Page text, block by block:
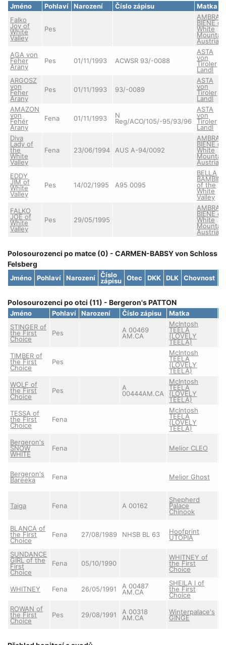
Jméno Pohlaví Narození Číslo zápisu
Matka
Falko
Joy of
White
Valley
Pes
AMBRA-
BIENE of
White
Austria
AGA von
Feher
Arany
Pes 01/11/1993 ACWSR 93/-0088
ASTA
von
Tiroler
Landl
ARGOSZ
von
Feher
Arany
Pes 01/11/1993 93/-0089
ASTA
von
Tiroler
Landl
AMAZON
von
Fehér
Arany
Fena 01/11/1993 N
Reg/ACO/105/-95/93/96
ASTA
von
Tiroler
Landl
Diva
Lady of
the
White
Valley
Fena 23/06/1994 AUS A-94/0092
AMBRA-
BIENE of
White
Austria
EDDY
JIM of
White
Valley
Pes 14/02/1995 A95 0095
BELLA
of the
White
Valley
FALKO
JOE of
White
Valley
Pes 29/05/1995
AMBRA-
BIENE of
White
Austria
Polosourozenci po matce (0) - CARMEN-BABSY von Schloss
Felsberg
Jméno Pohlaví Narození Číslo
zápisu Otec DKK DLK Chovnost
Polosourozenci po otci (11) - Bergeron's PATTON
Jméno Pohlaví Narození Číslo zápisu Matka
STINGER of
the First
Choice
Pes A 00469
AM.CA
McIntosh
TEELA
(LOVELY
TEELA)
TIMBER of
the First
Choice
Pes
McIntosh
TEELA
(LOVELY
TEELA)
WOLF of
the First
Choice
Pes A
00444AM.CA
McIntosh
TEELA
(LOVELY
TEELA)
TESSA of
the First
Choice
Fena
McIntosh
TEELA
(LOVELY
TEELA)
Bergeron's
SNOW
WHITE
Fena Melior CLEO
Bergeron's
Bareeka Fena Melior Ghost
Taiga Fena A 00162
Shepherd
Palace
Chinook
BLANCA of
the First
Choice
Fena 27/08/1989 NHSB BL 63 Hoofprint
UTOPIA
SUNDANCE
GIRL of the
First
Choice
Fena 05/10/1990
WHITNEY of
the First
Choice
WHITNEY Fena 26/05/1991 A 00487
AM.CA
SHEILA I of
the First
Choice
ROWAN of
the First
Choice
Pes 29/08/1991 A 00318
AM.CA
Winterpalace's
GINGE